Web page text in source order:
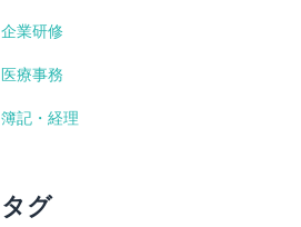
企業研修
医療事務
簿記・経理
タグ